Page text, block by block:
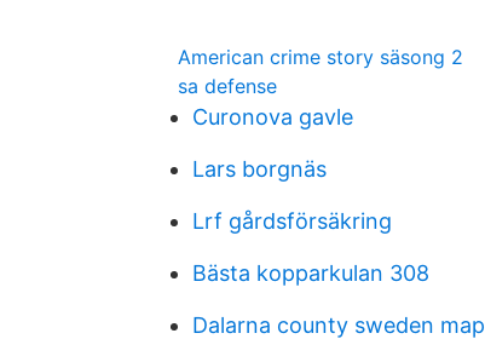
American crime story säsong 2
sa defense
Curonova gavle
Lars borgnäs
Lrf gårdsförsäkring
Bästa kopparkulan 308
Dalarna county sweden map